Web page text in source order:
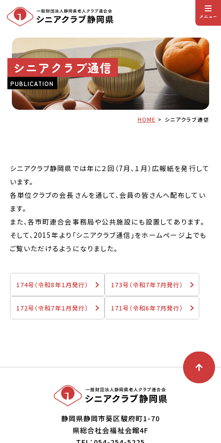
メニュー
シニアクラブ通信
PUBLICATION
HOME シニアクラブ通信
シニアクラブ静岡県では年に２回（7月、１月）広報紙を発行して
います。
各単位クラブの会長さんを通して、会員の皆さんへ配布してい
ます。
また、各市町連合会事務局や公共施設にも設置してあります。
そして、2015年より「シニアクラブ通信」をホームページ上でも
ご覧いただけるようになりました。
174号（令和8年1月発行） 173号（令和7年7月発行）
172号（令和7年1月発行） 171号（令和6年7月発行）
静岡県静岡市葵区駿府町1-70
県総合社会福祉会館4F